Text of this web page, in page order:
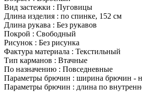
Вид застежки : Пуговицы
Длина изделия : по спинке, 152 см
Длина рукава : Без рукавов
Покрой : Свободный
Рисунок : Без рисунка
Фактура материала : Текстильный
Тип карманов : Втачные
По назначению : Повседневные
Параметры брючин : ширина брючин -
Параметры брючин : длина по